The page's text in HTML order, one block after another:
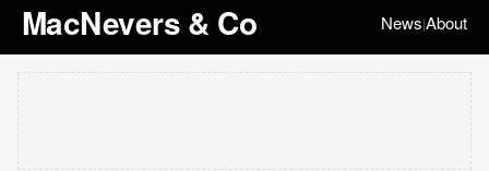
MacNevers & Co News|About